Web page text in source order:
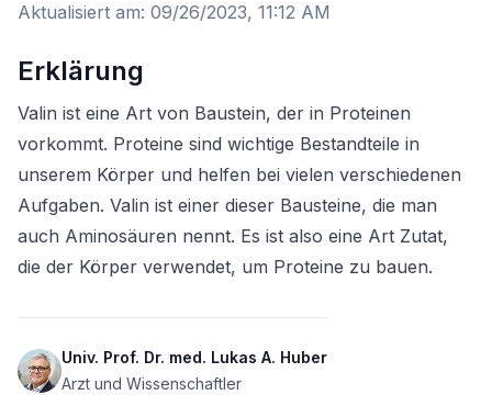
Aktualisiert am: 09/26/2023, 11:12 AM
Erklärung
Valin ist eine Art von Baustein, der in Proteinen
vorkommt. Proteine sind wichtige Bestandteile in
unserem Körper und helfen bei vielen verschiedenen
Aufgaben. Valin ist einer dieser Bausteine, die man
auch Aminosäuren nennt. Es ist also eine Art Zutat,
die der Körper verwendet, um Proteine zu bauen.
Univ. Prof. Dr. med. Lukas A. Huber
Arzt und Wissenschaftler